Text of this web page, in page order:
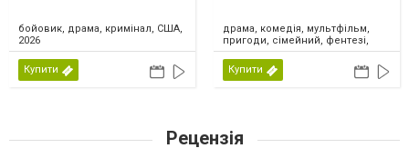
бойовик, драма, кримінал, США,
2026
Купити
драма, комедія, мультфільм,
пригоди, сімейний, фентезі,
США, 2026
Купити
Рецензія